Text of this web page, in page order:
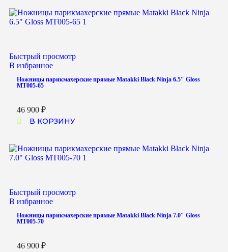
Быстрый просмотр
В избранное
Ножницы парикмахерские прямые Matakki Black Ninja 6.5″ Gloss
MT005-65
46 900 ₽
В КОРЗИНУ
Быстрый просмотр
В избранное
Ножницы парикмахерские прямые Matakki Black Ninja 7.0″ Gloss
MT005-70
46 900 ₽